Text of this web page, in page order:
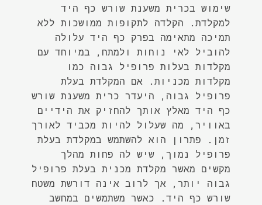
שימוש בכרית משענת שורש כף היד
למקלדת. הקלדה לתקופות ממושכות ללא
תמיכה מתאימה בפרק כף היד עלולה
להוביל לאי נוחות ולמתח, במיוחד עם
מקלדות בעלות פרופיל גבוה כמו
מקלדות מכניות. אם המקלדת בעלת
פרופיל גבוה, היעדר כרית משענת שורש
כף היד מאלץ אותך להחזיק את הידיים
באוויר, מה שעלול להיות מכביד לאורך
זמן. פתרון הוא להשתמש במקלדת בעלת
פרופיל נמוך, שיש לה פחות מהלך
מקשים מאשר מקלדת מכנית בעלת פרופיל
גבוה יותר, אך לרוב אינה דורשת משטח
שורש כף היד. כאשר משתמשים במחשב